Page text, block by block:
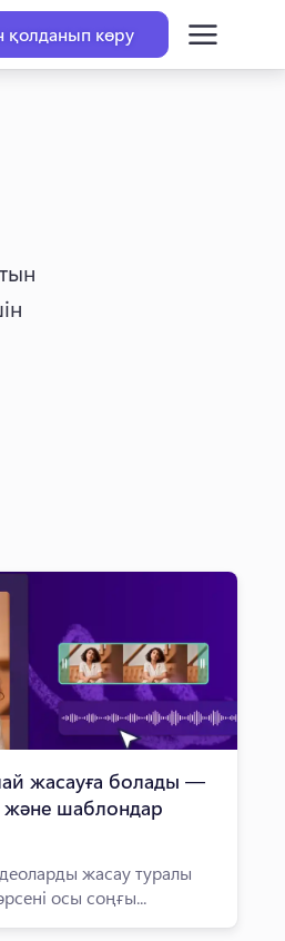
қолданып көру
жасауға болады —
шаблондар
жасау туралы
осы соңғы...